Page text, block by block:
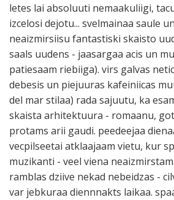
letes lai absoluuti nemaakuliigi,
izcelosi dejotu... svelmainaa saule
neaizmirsiisu fantastiski skaisto
saals uudens - jaasargaa acis un
patiesaam riebiiga). virs galvas
debesis un piejuuras kafeiniicas
del mar stilaa) rada sajuutu, ka
skaista arhitektuura - romaanu,
protams arii gaudi. peedeejaa
vecpilseetai atklaajaam vietu, kur
muzikanti - veel viena
ramblas dziive nekad nebeidzas -
var jebkuraa diennnakts laikaa.